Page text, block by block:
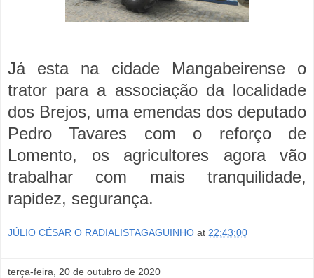
Já esta na cidade Mangabeirense o
trator para a associação da localidade
dos Brejos, uma emendas dos deputado
Pedro Tavares com o reforço de
Lomento, os agricultores agora vão
trabalhar com mais tranquilidade,
rapidez, segurança.
JÚLIO CÉSAR O RADIALISTAGAGUINHO at 22:43:00
terça-feira, 20 de outubro de 2020